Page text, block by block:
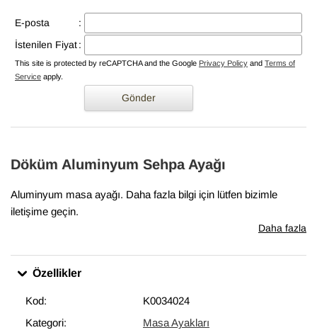
E-posta
:
İstenilen Fiyat:
This site is protected by reCAPTCHA and the Google Privacy Policy and Terms of
Service apply.
Gönder
Döküm Aluminyum Sehpa Ayağı
Aluminyum masa ayağı. Daha fazla bilgi için lütfen bizimle
iletişime geçin.
Daha fazla
Özellikler
Kod:
K0034024
Kategori:
Masa Ayakları